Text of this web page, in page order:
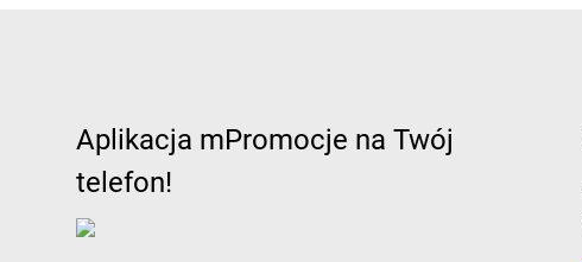
Aplikacja mPromocje na Twój
telefon!